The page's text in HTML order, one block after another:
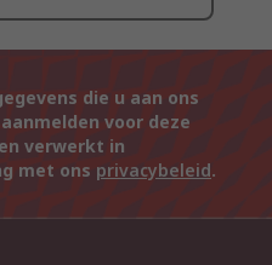
die u aan ons
voor deze
verwerkt in
met ons privacybeleid.